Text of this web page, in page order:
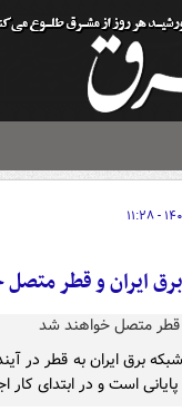
ایران و قطر
شبکه برق ایران به قطر در
است و در ابتدای کار